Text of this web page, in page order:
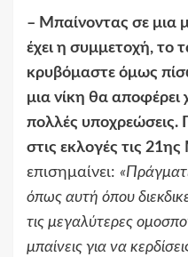
– Μπαίνοντας σε μια
έχει η συμμετοχή, το
κρυβόμαστε όμως
μια νίκη θα
πολλές υποχρεώσεις.
στις εκλογές τις
επισημαίνει: «
όπως αυτή όπου
τις μεγαλύτερες
μπαίνεις για να